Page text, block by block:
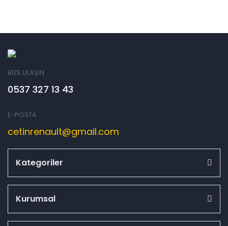
BİZE ULAŞIN
0537 327 13 43
E-POSTA
cetinrenault@gmail.com
Kategoriler
Kurumsal